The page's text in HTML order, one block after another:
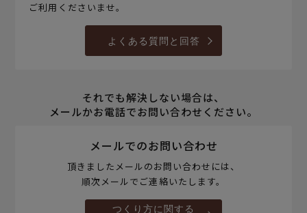
ご利用くださいませ。
よくある質問と回答
それでも解決しない場合は、
メールかお電話でお問い合わせください。
メールでのお問い合わせ
頂きましたメールのお問い合わせには、
順次メールでご連絡いたします。
つくり方に関する